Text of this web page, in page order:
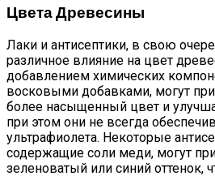
Цвета Древесины
Лаки и антисептики, в свою
различное влияние на цвет
добавлением химических
восковыми добавками, могут
более насыщенный цвет и
при этом они не всегда
ультрафиолета. Некоторые
содержащие соли меди, могут
зеленоватый или синий оттенок,